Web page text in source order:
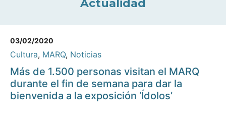
Actualidad
03/02/2020
Cultura, MARQ, Noticias
Más de 1.500 personas visitan el MARQ
durante el fin de semana para dar la
bienvenida a la exposición ‘Ídolos’